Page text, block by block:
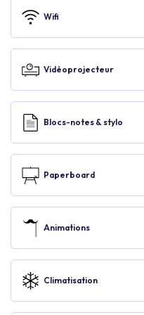
Wifi
Vidéoprojecteur
Blocs-notes & stylo
Paperboard
Animations
Climatisation